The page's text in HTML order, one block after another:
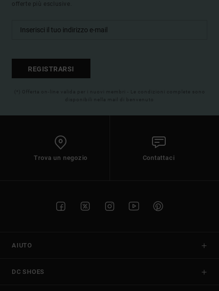
offerte più esclusive.
REGISTRARSI
(*) Offerta on-line valida per i nuovi membri - Le condizioni complete sono
disponibili nella mail di benvenuto
Trova un negozio Contattaci
AIUTO
DC SHOES